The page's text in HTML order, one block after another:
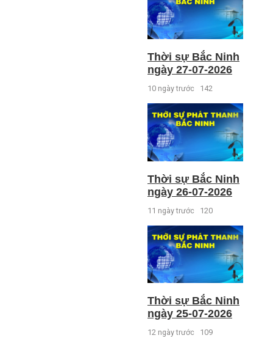
Thời sự Bắc Ninh
ngày 27-07-2026
10 ngày trước 142
Thời sự Bắc Ninh
ngày 26-07-2026
11 ngày trước 120
Thời sự Bắc Ninh
ngày 25-07-2026
12 ngày trước 109